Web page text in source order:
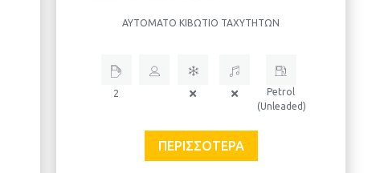
ΑΥΤΌΜΑΤΟ ΚΙΒΏΤΙΟ ΤΑΧΥΤΉΤΩΝ
2
Petrol
(Unleaded)
ΠΕΡΙΣΣΌΤΕΡΑ